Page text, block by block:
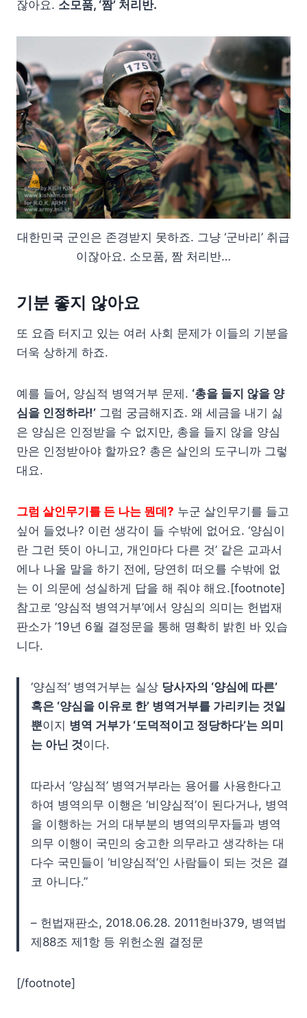
잖아요. 소모품, ‘짬’ 처리반.
대한민국 군인은 존경받지 못하죠. 그냥 ‘군바리’ 취급
이잖아요. 소모품, 짬 처리반…
기분 좋지 않아요
또 요즘 터지고 있는 여러 사회 문제가 이들의 기분을
더욱 상하게 하죠.
예를 들어, 양심적 병역거부 문제. ‘총을 들지 않을 양
심을 인정하라!’ 그럼 궁금해지죠. 왜 세금을 내기 싫
은 양심은 인정받을 수 없지만, 총을 들지 않을 양심
만은 인정받아야 할까요? 총은 살인의 도구니까 그렇
대요.
그럼 살인무기를 든 나는 뭔데? 누군 살인무기를 들고
싶어 들었나? 이런 생각이 들 수밖에 없어요. ‘양심이
란 그런 뜻이 아니고, 개인마다 다른 것’ 같은 교과서
에나 나올 말을 하기 전에, 당연히 떠오를 수밖에 없
는 이 의문에 성실하게 답을 해 줘야 해요.[footnote]
참고로 ‘양심적 병역거부’에서 양심의 의미는 헌법재
판소가 ’19년 6월 결정문을 통해 명확히 밝힌 바 있습
니다.
‘양심적’ 병역거부는 실상 당사자의 ‘양심에 따른’
혹은 ‘양심을 이유로 한’ 병역거부를 가리키는 것일
뿐이지 병역 거부가 ‘도덕적이고 정당하다’는 의미
는 아닌 것이다.
따라서 ‘양심적’ 병역거부라는 용어를 사용한다고
하여 병역의무 이행은 ‘비양심적’이 된다거나, 병역
을 이행하는 거의 대부분의 병역의무자들과 병역
의무 이행이 국민의 숭고한 의무라고 생각하는 대
다수 국민들이 ‘비양심적’인 사람들이 되는 것은 결
코 아니다.”
– 헌법재판소, 2018.06.28. 2011헌바379, 병역법
제88조 제1항 등 위헌소원 결정문
[/footnote]